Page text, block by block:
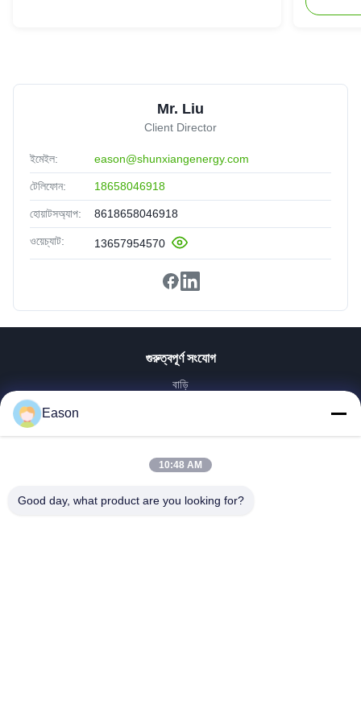
Mr. Liu
Client Director
ইমেইল: eason@shunxiangenergy.com
টেলিফোন: 18658046918
হোয়াটসঅ্যাপ: 8618658046918
ওয়েচ্যাট: 13657954570
গুরুত্বপূর্ণ সংযোগ
বাড়ি
কারখানা ভ্রমণ
মান নিয়ন্ত্রণ
Eason
10:48 AM
Good day, what product are you looking for?